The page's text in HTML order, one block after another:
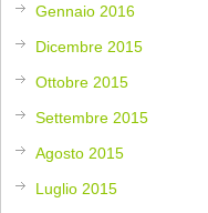
Gennaio 2016
Dicembre 2015
Ottobre 2015
Settembre 2015
Agosto 2015
Luglio 2015